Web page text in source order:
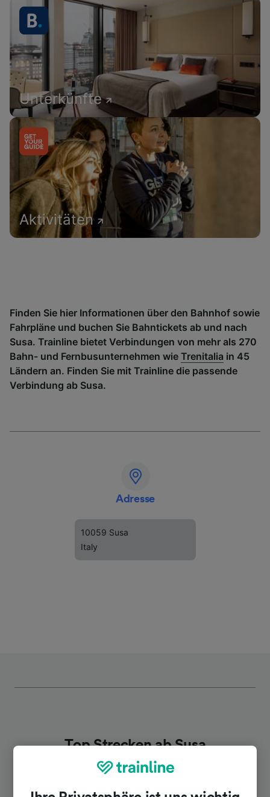
Unterkünfte
Aktivitäten
Finden Sie hier Informationen über den Bahnhof sowie
Fahrpläne und buchen Sie Bahntickets ab und nach
Susa. Trainline bietet Verbindungen von mehr als 270
Bahn- und Fernbusunternehmen wie Trenitalia in 45
Ländern an. Finden Sie mit Trainline die passende
Verbindung ab Susa.
Adresse
10059 Susa
Italy
Top Strecken ab Susa